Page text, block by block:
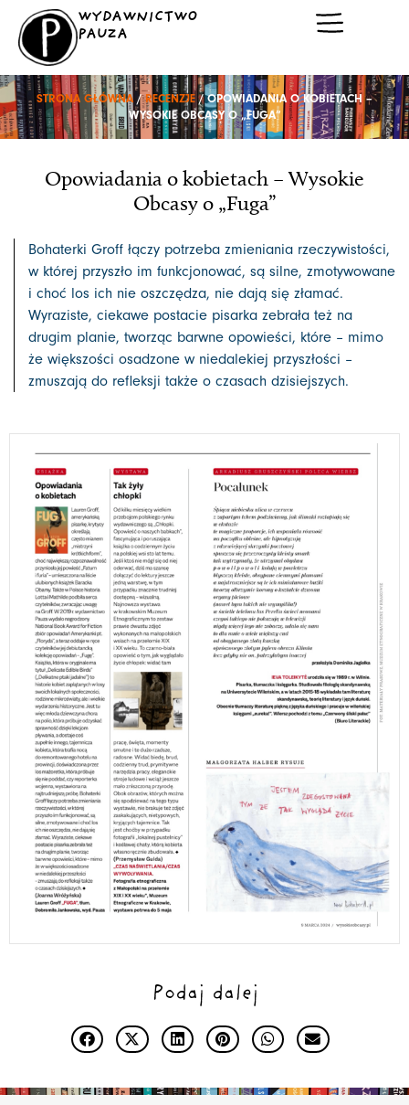
Przejdź
treści
WYDAWNICTWO
PAUZA
STRONA GŁÓWNA /RECENZJE / OPOWIADANIA O KOBIETACH –
WYSOKIE OBCASY O „FUGA”
Opowiadania o kobietach – Wysokie
Obcasy o „Fuga”
Bohaterki Groff łączy potrzeba zmieniania rzeczywistości,
w której przyszło im funkcjonować, są silne, zmotywowane
i choć los ich nie oszczędza, nie dają się złamać.
Wyraziste, ciekawe postacie pisarka zebrała też na
drugim planie, tworząc barwne opowieści, które – mimo
że większości osadzone w niedalekiej przyszłości –
zmuszają do refleksji także o czasach dzisiejszych.
Podaj dalej